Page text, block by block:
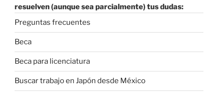
resuelven (aunque sea parcialmente) tus dudas:
Preguntas frecuentes
Beca
Beca para licenciatura
Buscar trabajo en Japón desde México